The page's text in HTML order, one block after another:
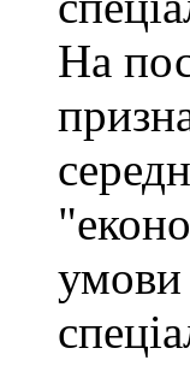
На
умови